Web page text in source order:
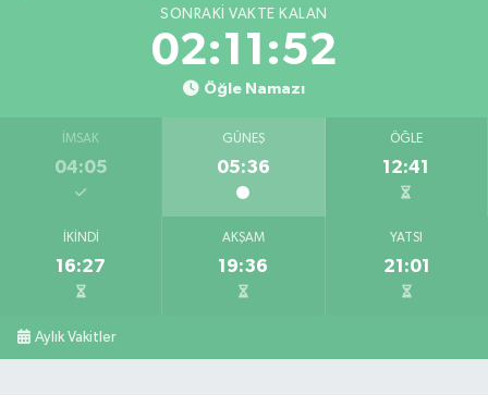
SONRAKI VAKTE KALAN
02:11:51
Öğle Namazı
İMSAK
04:05
GÜNEŞ
05:36
ÖĞLE
12:41
İKINDI
16:27
AKŞAM
19:36
YATSI
21:01
Aylık Vakitler